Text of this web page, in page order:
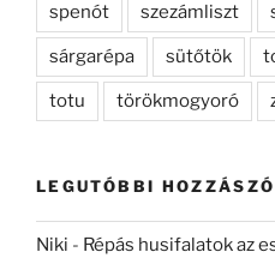
spenót szezámliszt
sárgarépa sütőtök
totu törökmogyoró
LEGUTÓBBI
Niki - Répás husifalatok az